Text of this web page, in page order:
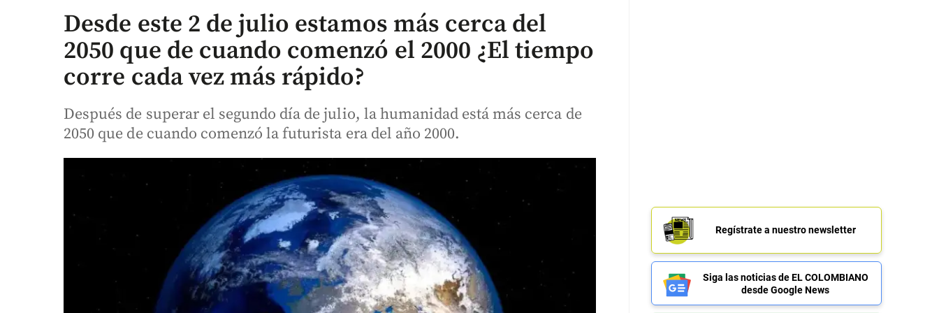
Desde este 2 de julio estamos más cerca del
2050 que de cuando comenzó el 2000 ¿El tiempo
corre cada vez más rápido?
Después de superar el segundo día de julio, la humanidad está más cerca de
2050 que de cuando comenzó la futurista era del año 2000.
Regístrate a nuestro newsletter
Siga las noticias de EL COLOMBIANO
desde Google News